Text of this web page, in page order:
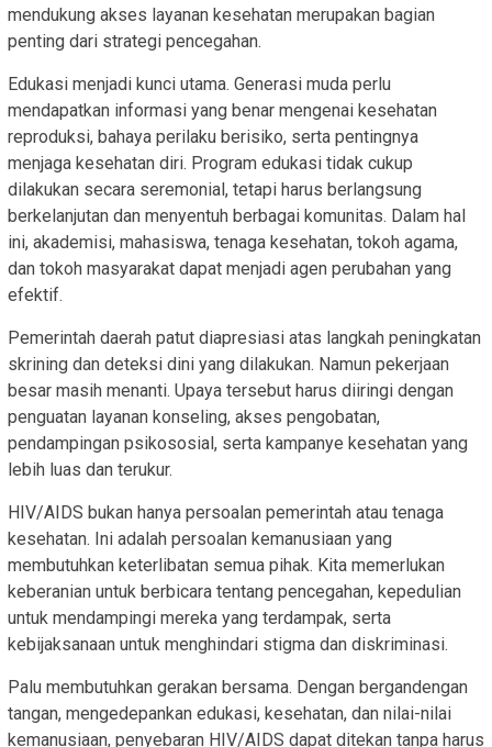
mendukung akses layanan kesehatan merupakan bagian
penting dari strategi pencegahan.
Edukasi menjadi kunci utama. Generasi muda perlu
mendapatkan informasi yang benar mengenai kesehatan
reproduksi, bahaya perilaku berisiko, serta pentingnya
menjaga kesehatan diri. Program edukasi tidak cukup
dilakukan secara seremonial, tetapi harus berlangsung
berkelanjutan dan menyentuh berbagai komunitas. Dalam hal
ini, akademisi, mahasiswa, tenaga kesehatan, tokoh agama,
dan tokoh masyarakat dapat menjadi agen perubahan yang
efektif.
Pemerintah daerah patut diapresiasi atas langkah peningkatan
skrining dan deteksi dini yang dilakukan. Namun pekerjaan
besar masih menanti. Upaya tersebut harus diiringi dengan
penguatan layanan konseling, akses pengobatan,
pendampingan psikososial, serta kampanye kesehatan yang
lebih luas dan terukur.
HIV/AIDS bukan hanya persoalan pemerintah atau tenaga
kesehatan. Ini adalah persoalan kemanusiaan yang
membutuhkan keterlibatan semua pihak. Kita memerlukan
keberanian untuk berbicara tentang pencegahan, kepedulian
untuk mendampingi mereka yang terdampak, serta
kebijaksanaan untuk menghindari stigma dan diskriminasi.
Palu membutuhkan gerakan bersama. Dengan bergandengan
tangan, mengedepankan edukasi, kesehatan, dan nilai-nilai
kemanusiaan, penyebaran HIV/AIDS dapat ditekan tanpa harus